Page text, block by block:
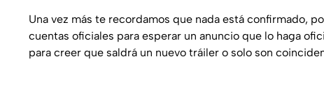
Una vez más te recordamos que nada está confirmado,
cuentas oficiales para esperar un anuncio que lo haga
para creer que saldrá un nuevo tráiler o solo son